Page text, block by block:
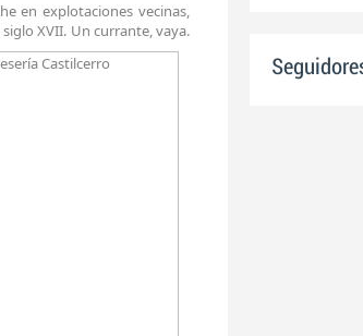
en explotaciones vecinas,
XVII. Un currante, vaya.